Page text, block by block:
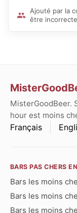
Ajouté par la
être
MisterGoodBeer.
hour est moins
Français
BARS PAS CHERS
Bars les moins
Bars les moins
Bars les moins